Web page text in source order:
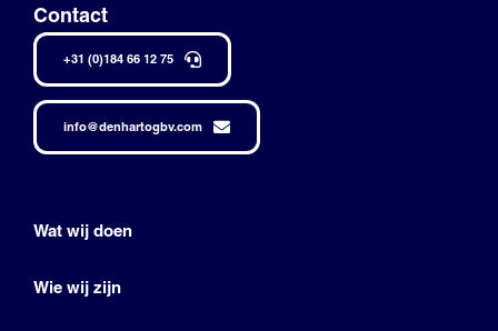
Contact
+31 (0)184 66 12 75
info@denhartogbv.com
Wat wij doen
Wie wij zijn